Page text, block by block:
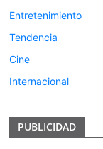
Entretenimiento
Tendencia
Cine
Internacional
PUBLICIDAD